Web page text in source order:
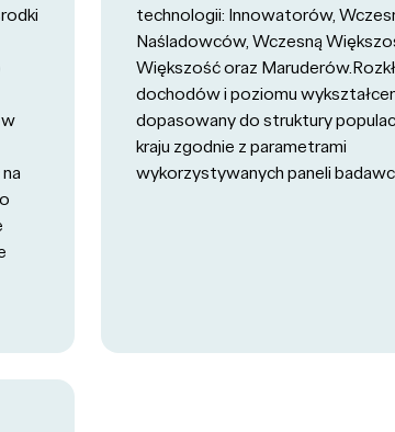
technologii: Innowatorów,
Naśladowców, Wczesną
Większość oraz
dochodów i poziomu
dopasowany do struktury
kraju zgodnie z parametrami
wykorzystywanych paneli